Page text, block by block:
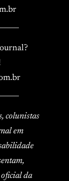
colunistas
em
oficial da